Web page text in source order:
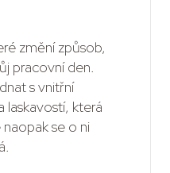
změní způsob,
pracovní den.
s vnitřní
laskavostí, která
naopak se o ni